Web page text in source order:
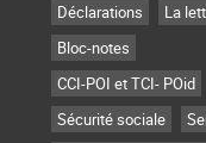
Déclarations
La
Bloc-notes
CCI-POI et TCI- POid
Sécurité sociale